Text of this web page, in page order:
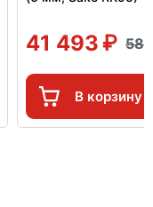
41 493 58
В корзину